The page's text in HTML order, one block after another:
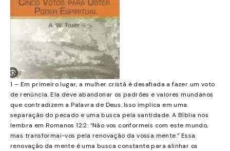
1 – Em primeiro lugar, a mulher cristã é desafiada a fazer um voto
de renúncia. Ela deve abandonar os padrões e valores mundanos
que contradizem a Palavra de Deus. Isso implica em uma
separação do pecado e uma busca pela santidade. A Bíblia nos
lembra em Romanos 12:2: “Não vos conformeis com este mundo,
mas transformai-vos pela renovação da vossa mente.” Essa
renovação da mente é uma busca constante para alinhar os